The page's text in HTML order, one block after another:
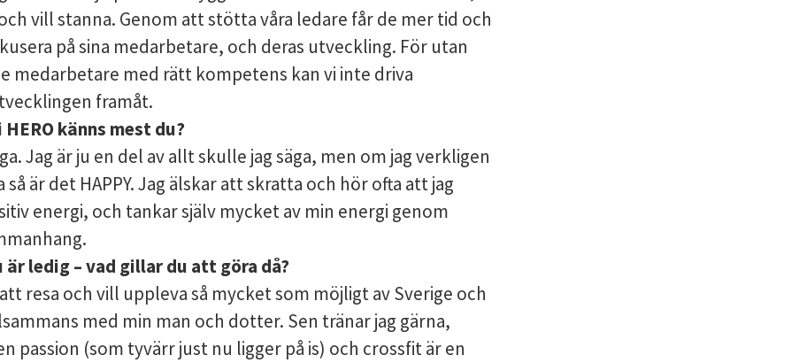
vill stanna. Genom att stötta våra ledare får de mer tid och
på sina medarbetare, och deras utveckling. För utan
medarbetare med rätt kompetens kan vi inte driva
framåt.
känns mest du?
Jag är ju en del av allt skulle jag säga, men om jag verkligen
så är det HAPPY. Jag älskar att skratta och hör ofta att jag
energi, och tankar själv mycket av min energi genom
är ledig – vad gillar du att göra då?
resa och vill uppleva så mycket som möjligt av Sverige och
med min man och dotter. Sen tränar jag gärna,
passion (som tyvärr just nu ligger på is) och crossfit är en